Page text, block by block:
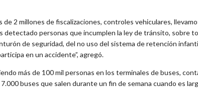
2 millones de fiscalizaciones, controles vehiculares,
personas que incumplen la ley de tránsito, sobre
de seguridad, del no uso del sistema de retención
en un accidente”, agregó.
más de 100 mil personas en los terminales de buses,
buses que salen durante un fin de semana cuando es